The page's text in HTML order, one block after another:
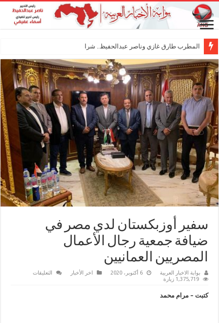
المطرب طارق غازي وناصر عبدالحفيظ.. شراكة فنية ت
سفير أوزبكستان لدي مصر في
ضيافة جمعية رجال الأعمال
المصريين العمانيين
بوابة الاخبار العربية 6 أكتوبر، 2020 اخر الأخبار التعليقات
1,375,719 زيارة
كتبت – مرام محمد